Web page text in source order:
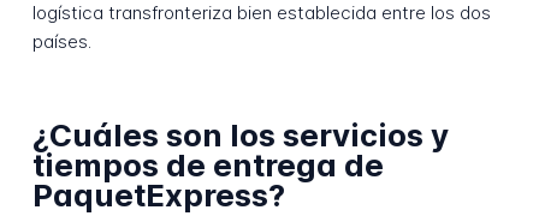
logística transfronteriza bien establecida entre los dos
países.
¿Cuáles son los servicios y
tiempos de entrega de
PaquetExpress?